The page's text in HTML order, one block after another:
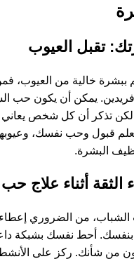
ببشرة خالية من العيوب،
فريدين. يمكن أن يكون حب
لكن تذكر أن كل شخص
قبول وحب نفسك،
البشرة.
من الضروري إعطاء
بنفسك. أحط نفسك بشبكة
من شأنك. ركز على